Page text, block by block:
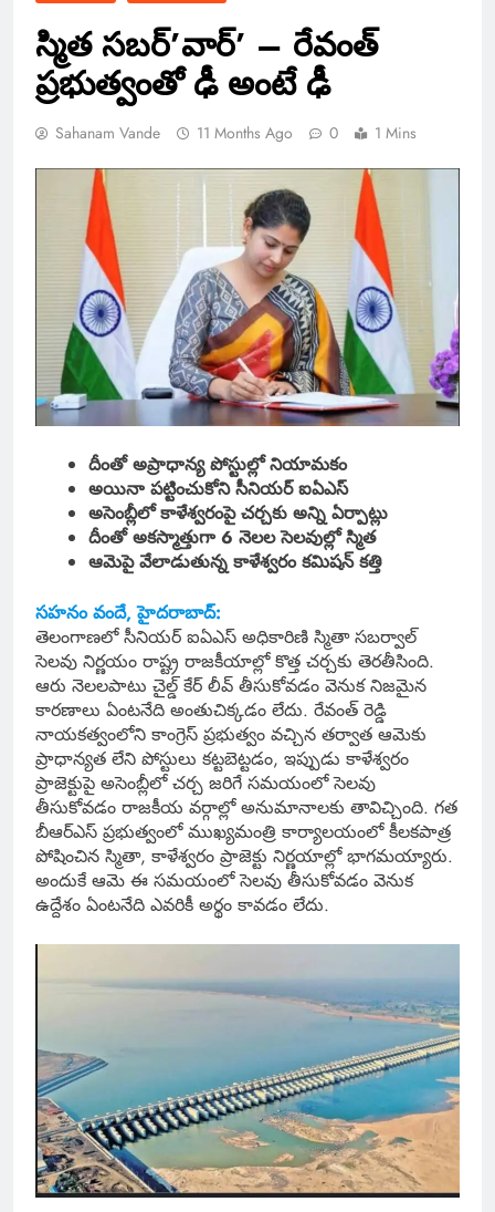
స్మిత సబర్’వార్’ – రేవంత్
ప్రభుత్వంతో ఢీ అంటే ఢీ
Sahanam Vande 11 Months Ago 0 1 Mins
దీంతో అప్రాధాన్య పోస్టుల్లో నియామకం
అయినా పట్టించుకోని సీనియర్ ఐఏఎస్
అసెంబ్లీలో కాళేశ్వరంపై చర్చకు అన్ని ఏర్పాట్లు
దీంతో అకస్మాత్తుగా 6 నెలల సెలవుల్లో స్మిత
ఆమెపై వేలాడుతున్న కాళేశ్వరం కమిషన్ కత్తి
సహనం వందే, హైదరాబాద్:
తెలంగాణలో సీనియర్ ఐఏఎస్ అధికారిణి స్మితా సబర్వాల్
సెలవు నిర్ణయం రాష్ట్ర రాజకీయాల్లో కొత్త చర్చకు తెరతీసింది.
ఆరు నెలలపాటు చైల్డ్ కేర్ లీవ్ తీసుకోవడం వెనుక నిజమైన
కారణాలు ఏంటనేది అంతుచిక్కడం లేదు. రేవంత్ రెడ్డి
నాయకత్వంలోని కాంగ్రెస్ ప్రభుత్వం వచ్చిన తర్వాత ఆమెకు
ప్రాధాన్యత లేని పోస్టులు కట్టబెట్టడం, ఇప్పుడు కాళేశ్వరం
ప్రాజెక్టుపై అసెంబ్లీలో చర్చ జరిగే సమయంలో సెలవు
తీసుకోవడం రాజకీయ వర్గాల్లో అనుమానాలకు తావిచ్చింది. గత
బీఆర్ఎస్ ప్రభుత్వంలో ముఖ్యమంత్రి కార్యాలయంలో కీలకపాత్ర
పోషించిన స్మితా, కాళేశ్వరం ప్రాజెక్టు నిర్ణయాల్లో భాగమయ్యారు.
అందుకే ఆమె ఈ సమయంలో సెలవు తీసుకోవడం వెనుక
ఉద్దేశం ఏంటనేది ఎవరికీ అర్థం కావడం లేదు.